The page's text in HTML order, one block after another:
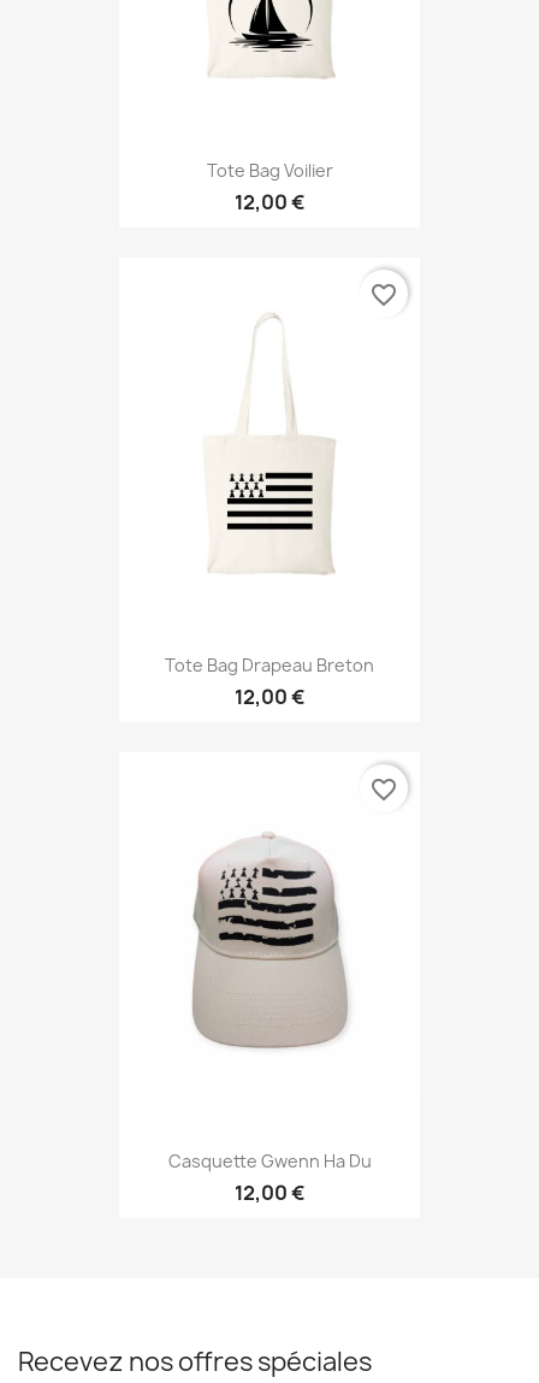
Tote Bag Voilier
12,00 €
Tote Bag Drapeau Breton
12,00 €
favorite_border
Casquette Gwenn Ha Du
12,00 €
favorite_border
Recevez nos offres spéciales